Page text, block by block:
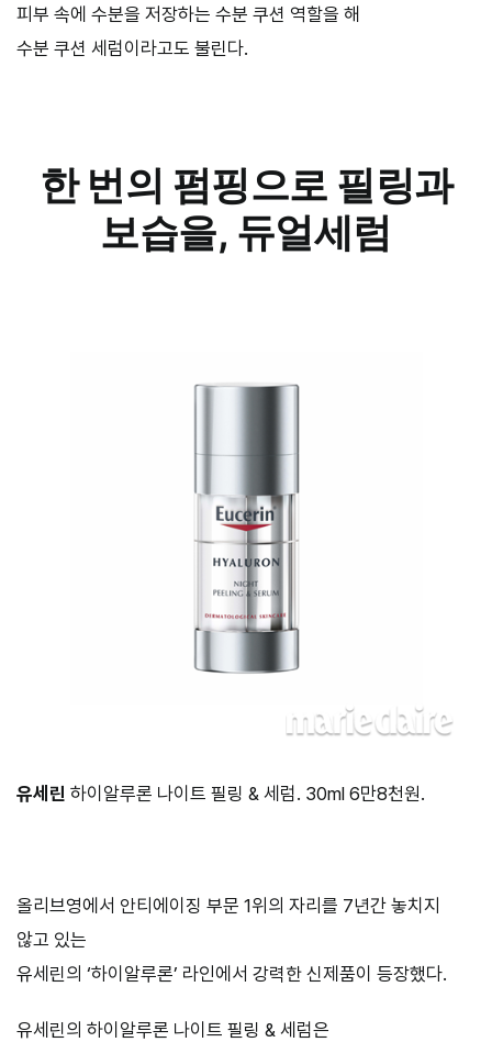
피부 속에 수분을 저장하는 수분 쿠션 역할을 해
수분 쿠션 세럼이라고도 불린다.
한 번의 펌핑으로 필링과
보습을, 듀얼세럼
유세린 하이알루론 나이트 필링 & 세럼. 30ml 6만8천원.
올리브영에서 안티에이징 부문 1위의 자리를 7년간 놓치지
않고 있는
유세린의 ‘하이알루론’ 라인에서 강력한 신제품이 등장했다.
유세린의 하이알루론 나이트 필링 & 세럼은